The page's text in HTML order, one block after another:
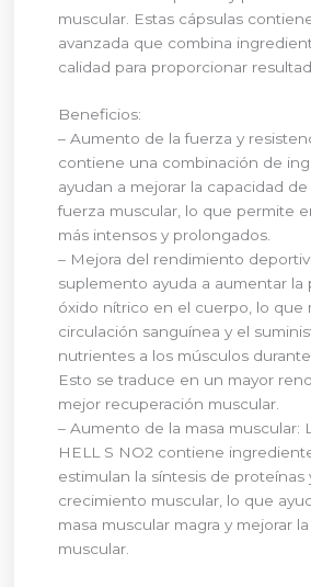
muscular. Estas cápsulas
avanzada que combina
calidad para proporcionar
Beneficios:
– Aumento de la fuerza y
contiene una combinación de
ayudan a mejorar la capacidad
fuerza muscular, lo que permite
más intensos y prolongados.
– Mejora del rendimiento
suplemento ayuda a aumentar la
óxido nítrico en el cuerpo, lo que
circulación sanguínea y el
nutrientes a los músculos
Esto se traduce en un mayor
mejor recuperación muscular.
– Aumento de la masa muscular:
HELL S NO2 contiene
estimulan la síntesis de proteínas
crecimiento muscular, lo que
masa muscular magra y mejorar
muscular.